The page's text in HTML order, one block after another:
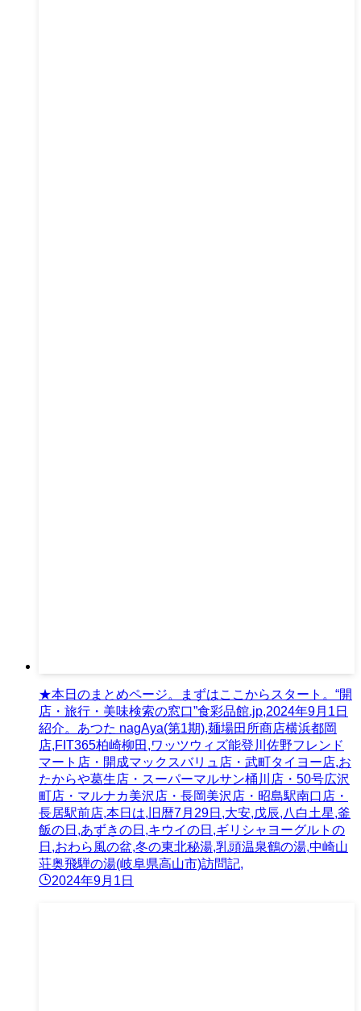
★本日のまとめページ。まずはここからスタート。“開
店・旅行・美味検索の窓口”食彩品館.jp,2024年9月1日
紹介。あつた nagAya(第1期),麺場田所商店横浜都岡
店,FIT365柏崎柳田,ワッツウィズ能登川佐野フレンド
マート店・開成マックスバリュ店・武町タイヨー店,お
たからや葛生店・スーパーマルサン桶川店・50号広沢
町店・マルナカ美沢店・長岡美沢店・昭島駅南口店・
長居駅前店,本日は,旧暦7月29日,大安,戊辰,八白土星,釜
飯の日,あずきの日,キウイの日,ギリシャヨーグルトの
日,おわら風の盆,冬の東北秘湯,乳頭温泉鶴の湯,中崎山
荘奥飛騨の湯(岐阜県高山市)訪問記,
2024年9月1日